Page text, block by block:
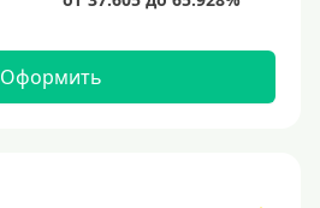
Оформить